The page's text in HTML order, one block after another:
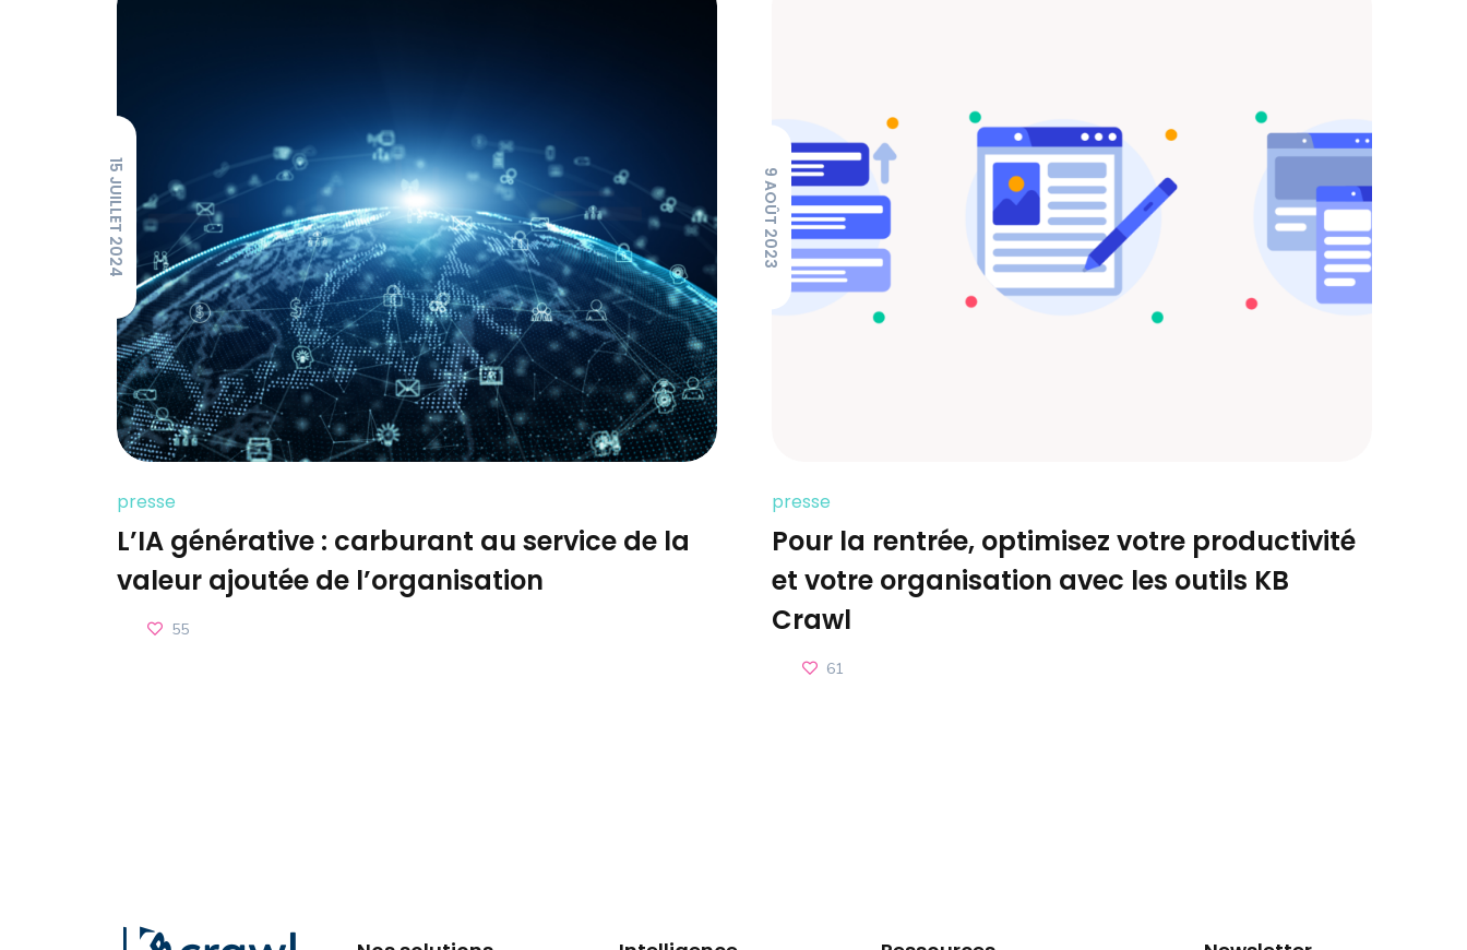
15 JUILLET 2024
presse
L’IA générative : carburant au service de la
valeur ajoutée de l’organisation
55
9 AOÛT 2023
presse
Pour la rentrée, optimisez votre productivité
et votre organisation avec les outils KB
Crawl
61